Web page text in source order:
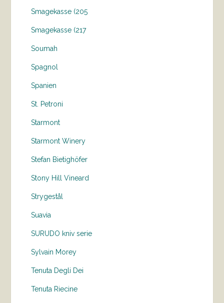
Smagekasse (205
Smagekasse (217
Soumah
Spagnol
Spanien
St. Petroni
Starmont
Starmont Winery
Stefan Bietighöfer
Stony Hill Vineard
Strygestål
Suavia
SURUDO kniv serie
Sylvain Morey
Tenuta Degli Dei
Tenuta Riecine